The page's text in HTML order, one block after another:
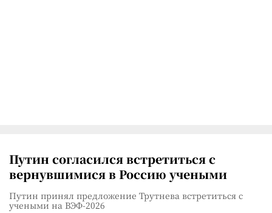
Путин согласился встретиться с
вернувшимися в Россию учеными
Путин принял предложение Трутнева встретиться с
учеными на ВЭФ-2026